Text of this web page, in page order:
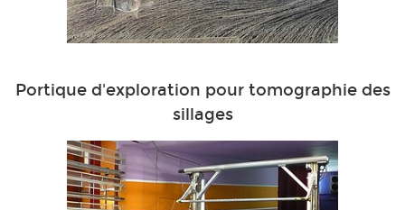
Portique d'exploration pour tomographie des
sillages